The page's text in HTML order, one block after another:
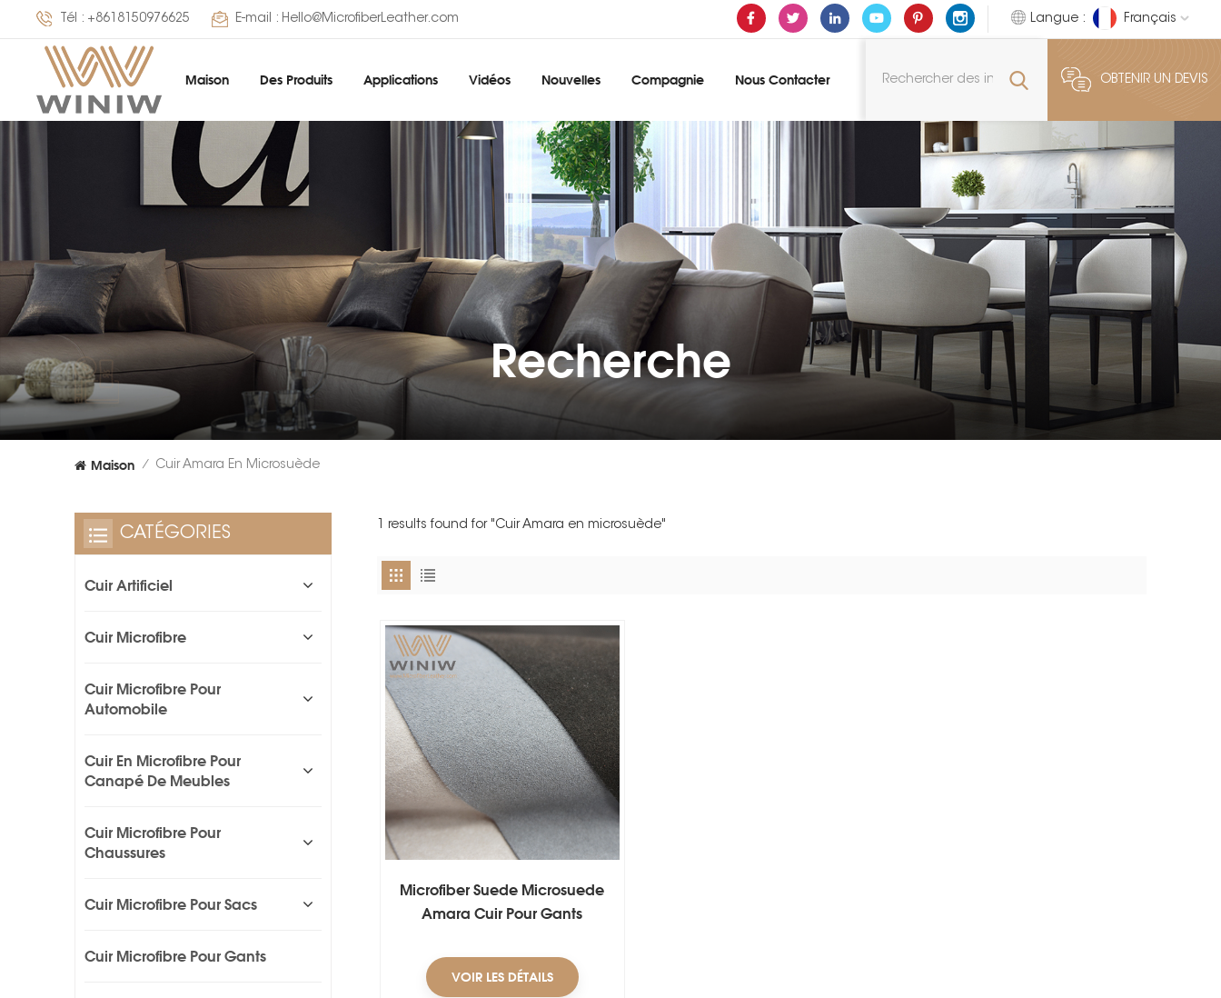
Tél : +8618150976625 E-mail : Hello@MicrofiberLeather.com Langue : Français
OBTENIR UN DEVIS
Maison Des Produits Applications Vidéos Nouvelles Compagnie Nous Contacter
Recherche
Maison / Cuir Amara En Microsuède
1 results found for "Cuir Amara en microsuède"
Microfiber Suede Microsuede
Amara Cuir Pour Gants
VOIR LES DÉTAILS
CATÉGORIES
Cuir Artificiel
Cuir Microfibre
Cuir Microfibre Pour
Automobile
Cuir En Microfibre Pour
Canapé De Meubles
Cuir Microfibre Pour
Chaussures
Cuir Microfibre Pour Sacs
Cuir Microfibre Pour Gants